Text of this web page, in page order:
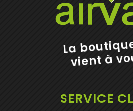
La
vient à
SERVICE